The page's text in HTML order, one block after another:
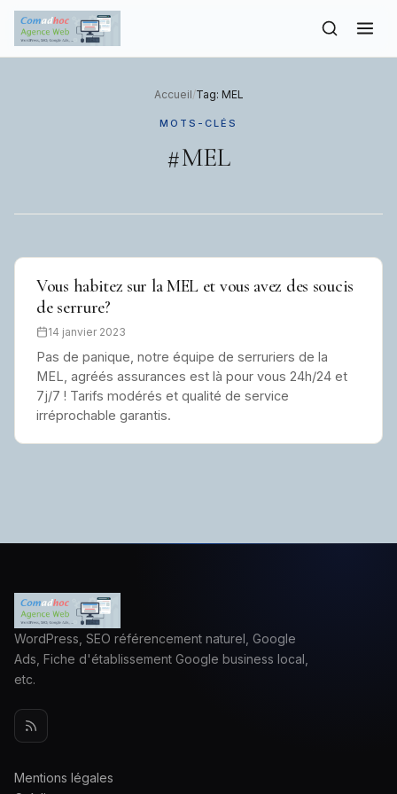
content
Accueil/Tag: MEL
MOTS-CLÉS
#MEL
Vous habitez sur la MEL et vous avez des soucis
de serrure?
14 janvier 2023
Pas de panique, notre équipe de serruriers de la
MEL, agréés assurances est là pour vous 24h/24 et
7j/7 ! Tarifs modérés et qualité de service
irréprochable garantis.
WordPress, SEO référencement naturel, Google
Ads, Fiche d'établissement Google business local,
etc.
Mentions légales